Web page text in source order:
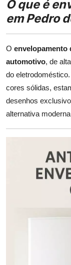
O que é
em Pedro
O envelopamento
automotivo, de
do
cores sólidas,
desenhos
alternativa